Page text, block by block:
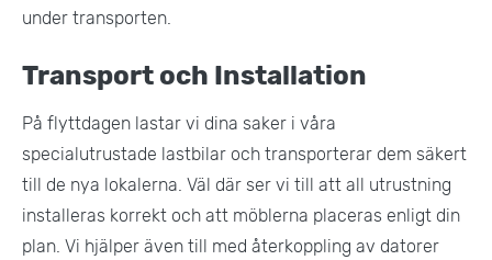
under transporten.
Transport och Installation
På flyttdagen lastar vi dina saker i våra
specialutrustade lastbilar och transporterar dem säkert
till de nya lokalerna. Väl där ser vi till att all utrustning
installeras korrekt och att möblerna placeras enligt din
plan. Vi hjälper även till med återkoppling av datorer